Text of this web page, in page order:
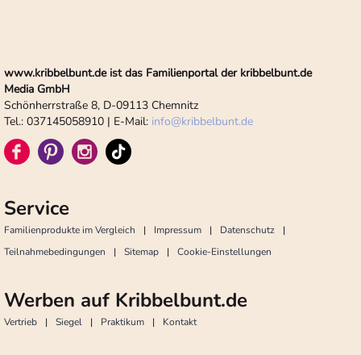
www.kribbelbunt.de ist das Familienportal der kribbelbunt.de
Media GmbH
Schönherrstraße 8, D-09113 Chemnitz
Tel.: 037145058910 | E-Mail: info@kribbelbunt.de
Service
Familienprodukte im Vergleich Impressum
Datenschutz
Teilnahmebedingungen
Sitemap Cookie-Einstellungen
Werben auf Kribbelbunt.de
Vertrieb Siegel Praktikum Kontakt